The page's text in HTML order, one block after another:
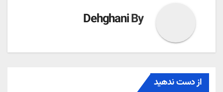
By
Dehghani
از دست ندهید